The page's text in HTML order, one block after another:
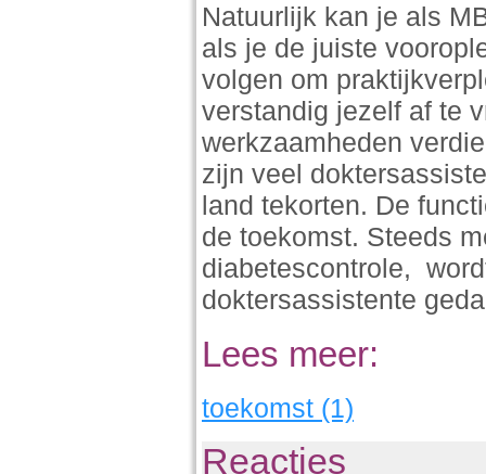
Natuurlijk kan je als
als je de juiste
volgen om
verstandig jezelf af te
werkzaamheden
zijn veel
land tekorten. De
de toekomst. Steeds
diabetescontrole,
doktersassistente
Lees meer:
toekomst (1)
Reacties